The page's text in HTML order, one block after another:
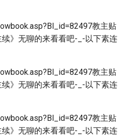
教主贴
》无聊的来看看吧-_-以下素连
教主贴
》无聊的来看看吧-_-以下素连
教主贴
》无聊的来看看吧-_-以下素连